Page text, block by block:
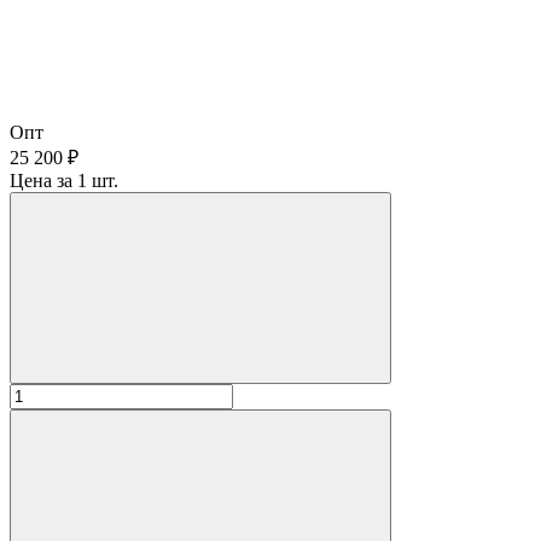
Опт
25 200 ₽
Цена за 1 шт.